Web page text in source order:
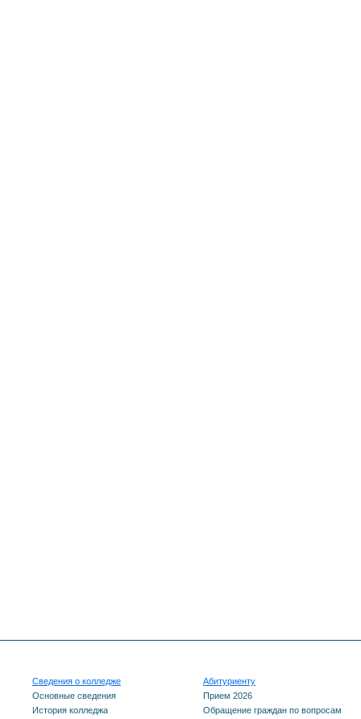
Сведения о колледже
Основные сведения
История колледжа
Абитуриенту
Прием 2026
Обращение граждан по вопросам